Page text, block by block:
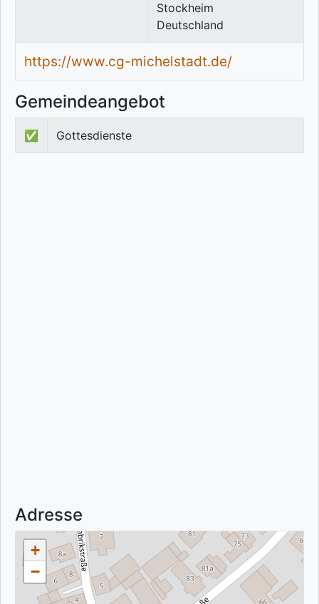
Stockheim
Deutschland
https://www.cg-michelstadt.de/
Gemeindeangebot
✅ Gottesdienste
Adresse
+
−